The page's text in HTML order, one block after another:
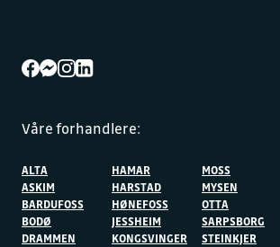
Våre forhandlere:
ALTA
ASKIM
BARDUFOSS
BODØ
DRAMMEN
HAMAR
HARSTAD
HØNEFOSS
JESSHEIM
KONGSVINGER
MOSS
MYSEN
OTTA
SARPSBORG
STEINKJER